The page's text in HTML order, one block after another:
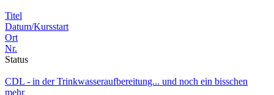
Titel
Datum/Kursstart
Ort
Nr.
Status
CDL - in der Trinkwasseraufbereitung... und noch ein bisschen
mehr